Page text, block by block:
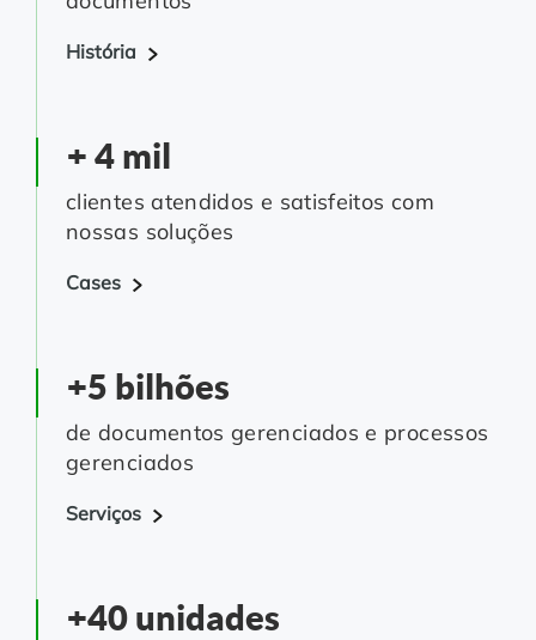
Consultoria Documental
História
+ 4 mil
clientes atendidos e satisfeitos com
nossas soluções
Cases
+5 bilhões
de documentos gerenciados e processos
gerenciados
Serviços
+40 unidades